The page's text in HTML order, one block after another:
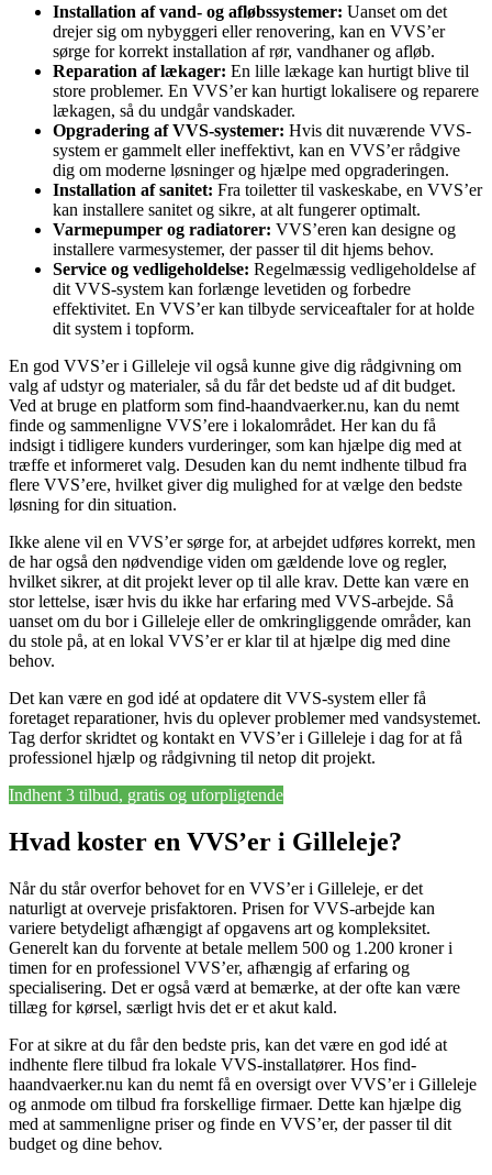
Installation af vand- og afløbssystemer: Uanset om det
drejer sig om nybyggeri eller renovering, kan en VVS’er
sørge for korrekt installation af rør, vandhaner og afløb.
Reparation af lækager: En lille lækage kan hurtigt blive til
store problemer. En VVS’er kan hurtigt lokalisere og reparere
lækagen, så du undgår vandskader.
Opgradering af VVS-systemer: Hvis dit nuværende VVS-
system er gammelt eller ineffektivt, kan en VVS’er rådgive
dig om moderne løsninger og hjælpe med opgraderingen.
Installation af sanitet: Fra toiletter til vaskeskabe, en VVS’er
kan installere sanitet og sikre, at alt fungerer optimalt.
Varmepumper og radiatorer: VVS’eren kan designe og
installere varmesystemer, der passer til dit hjems behov.
Service og vedligeholdelse: Regelmæssig vedligeholdelse af
dit VVS-system kan forlænge levetiden og forbedre
effektivitet. En VVS’er kan tilbyde serviceaftaler for at holde
dit system i topform.
En god VVS’er i Gilleleje vil også kunne give dig rådgivning om
valg af udstyr og materialer, så du får det bedste ud af dit budget.
Ved at bruge en platform som find-haandvaerker.nu, kan du nemt
finde og sammenligne VVS’ere i lokalområdet. Her kan du få
indsigt i tidligere kunders vurderinger, som kan hjælpe dig med at
træffe et informeret valg. Desuden kan du nemt indhente tilbud fra
flere VVS’ere, hvilket giver dig mulighed for at vælge den bedste
løsning for din situation.
Ikke alene vil en VVS’er sørge for, at arbejdet udføres korrekt, men
de har også den nødvendige viden om gældende love og regler,
hvilket sikrer, at dit projekt lever op til alle krav. Dette kan være en
stor lettelse, især hvis du ikke har erfaring med VVS-arbejde. Så
uanset om du bor i Gilleleje eller de omkringliggende områder, kan
du stole på, at en lokal VVS’er er klar til at hjælpe dig med dine
behov.
Det kan være en god idé at opdatere dit VVS-system eller få
foretaget reparationer, hvis du oplever problemer med vandsystemet.
Tag derfor skridtet og kontakt en VVS’er i Gilleleje i dag for at få
professionel hjælp og rådgivning til netop dit projekt.
Indhent 3 tilbud, gratis og uforpligtende
Hvad koster en VVS’er i Gilleleje?
Når du står overfor behovet for en VVS’er i Gilleleje, er det
naturligt at overveje prisfaktoren. Prisen for VVS-arbejde kan
variere betydeligt afhængigt af opgavens art og kompleksitet.
Generelt kan du forvente at betale mellem 500 og 1.200 kroner i
timen for en professionel VVS’er, afhængig af erfaring og
specialisering. Det er også værd at bemærke, at der ofte kan være
tillæg for kørsel, særligt hvis det er et akut kald.
For at sikre at du får den bedste pris, kan det være en god idé at
indhente flere tilbud fra lokale VVS-installatører. Hos find-
haandvaerker.nu kan du nemt få en oversigt over VVS’er i Gilleleje
og anmode om tilbud fra forskellige firmaer. Dette kan hjælpe dig
med at sammenligne priser og finde en VVS’er, der passer til dit
budget og dine behov.